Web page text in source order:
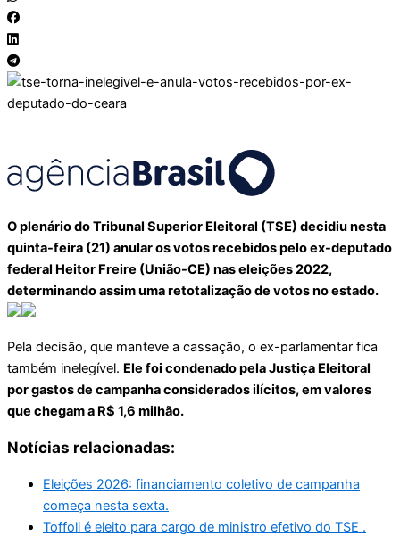
O plenário do Tribunal Superior Eleitoral (TSE) decidiu nesta
quinta-feira (21) anular os votos recebidos pelo ex-deputado
federal Heitor Freire (União-CE) nas eleições 2022,
determinando assim uma retotalização de votos no estado.
Pela decisão, que manteve a cassação, o ex-parlamentar fica
também inelegível. Ele foi condenado pela Justiça Eleitoral
por gastos de campanha considerados ilícitos, em valores
que chegam a R$ 1,6 milhão.
Notícias relacionadas:
Eleições 2026: financiamento coletivo de campanha
começa nesta sexta.
Toffoli é eleito para cargo de ministro efetivo do TSE .